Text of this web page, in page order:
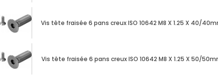
Vis tête fraisée 6 pans creux ISO 10642 M8 X 1.25 X 40/
Vis tête fraisée 6 pans creux ISO 10642 M8 X 1.25 X 50/